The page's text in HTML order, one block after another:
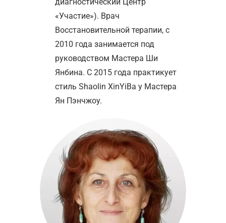
«Участие»). Врач
Восстановительной терапии, с
2010 года занимается под
руководством Мастера Ши
Янбина. С 2015 года практикует
стиль Shaolin XinYiBa у Мастера
Ян Пэнчжоу.